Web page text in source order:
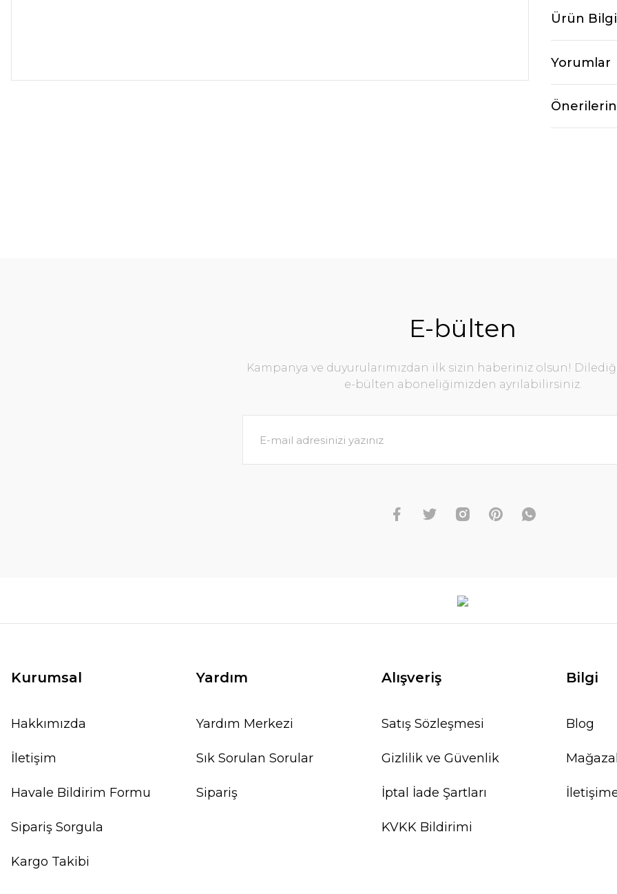
Ürün
Yorumlar
E-bülten
Kampanya ve duyurularımızdan ilk sizin haberiniz olsun!
e-bülten aboneliğimizden ayrılabilirsiniz.
Kurumsal
Hakkımızda
İletişim
Havale Bildirim Formu
Sipariş Sorgula
Kargo Takibi
Yardım
Yardım Merkezi
Sık Sorulan Sorular
Sipariş
Alışveriş
Satış Sözleşmesi
Gizlilik ve Güvenlik
İptal İade Şartları
KVKK Bildirimi
Bilgi
Blog